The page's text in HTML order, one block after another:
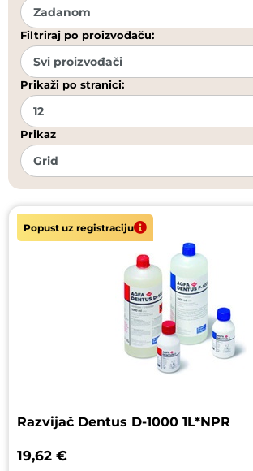
Filtriraj po proizvođaču:
Prikaži po stranici:
Prikaz
Popust uz registraciju
Razvijač Dentus D-1000 1L*NPR
19,62 €